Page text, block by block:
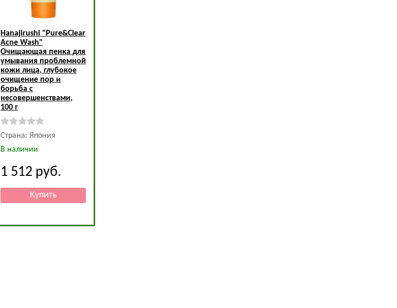
Hanajirushi "Pure&Clear
Acne Wash"
Очищающая пенка для
умывания проблемной
кожи лица, глубокое
очищение пор и
борьба с
несовершенствами,
100 г
Страна: Япония
В наличии
1 512 руб.